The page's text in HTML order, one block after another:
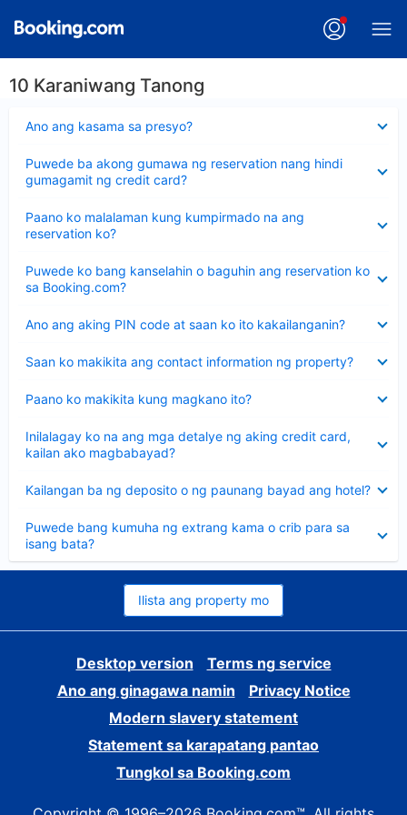
10 Karaniwang Tanong
Ano ang kasama sa presyo?
ang
Puwede ba akong gumawa ng reservation nang hindi
gumagamit ng credit card?
ang
sagot
Paano ko malalaman kung kumpirmado na ang
reservation ko?
ang
sagot
Puwede ko bang kanselahin o baguhin ang reservation ko
sa Booking.com?
ang
sagot
Ano ang aking PIN code at saan ko ito kakailanganin?
ang
Saan ko makikita ang contact information ng property?
ang
Paano ko makikita kung magkano ito?
ang
Inilalagay ko na ang mga detalye ng aking credit card,
kailan ako magbabayad?
ang
sagot
Kailangan ba ng deposito o ng paunang bayad ang hotel?
ang
Puwede bang kumuha ng extrang kama o crib para sa
isang bata?
ang
sagot
Ilista ang property mo
Desktop version
Terms ng service
Ano ang ginagawa namin
Privacy Notice
Modern slavery statement
Statement sa karapatang pantao
Tungkol sa Booking.com